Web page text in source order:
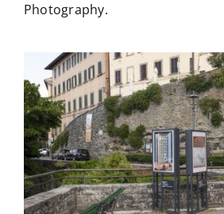
Photography.